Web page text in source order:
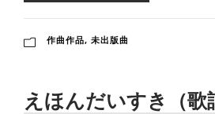
作曲作品, 未出版曲
えほんだいすき（歌